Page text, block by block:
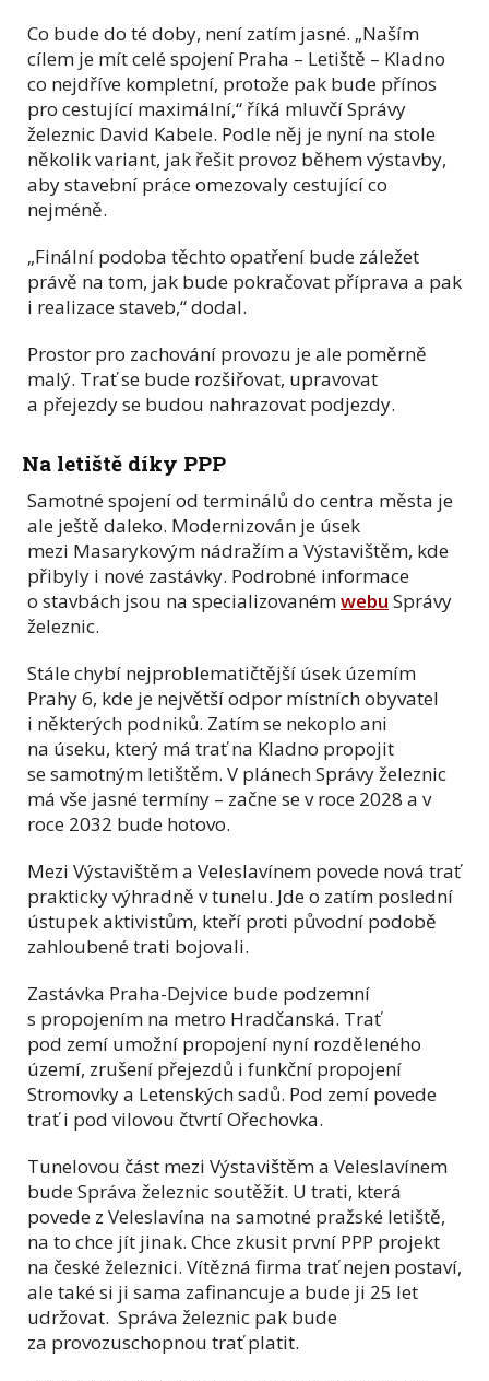
Co bude do té doby, není zatím jasné. „Naším
cílem je mít celé spojení Praha – Letiště – Kladno
co nejdříve kompletní, protože pak bude přínos
pro cestující maximální,“ říká mluvčí Správy
železnic David Kabele. Podle něj je nyní na stole
několik variant, jak řešit provoz během výstavby,
aby stavební práce omezovaly cestující co
nejméně.
„Finální podoba těchto opatření bude záležet
právě na tom, jak bude pokračovat příprava a pak
i realizace staveb,“ dodal.
Prostor pro zachování provozu je ale poměrně
malý. Trať se bude rozšiřovat, upravovat
a přejezdy se budou nahrazovat podjezdy.
Na letiště díky PPP
Samotné spojení od terminálů do centra města je
ale ještě daleko. Modernizován je úsek
mezi Masarykovým nádražím a Výstavištěm, kde
přibyly i nové zastávky. Podrobné informace
o stavbách jsou na specializovanémwebu Správy
železnic.
Stále chybí nejproblematičtější úsek územím
Prahy 6, kde je největší odpor místních obyvatel
i některých podniků. Zatím se nekoplo ani
na úseku, který má trať na Kladno propojit
se samotným letištěm. V plánech Správy železnic
má vše jasné termíny – začne se v roce 2028 a v
roce 2032 bude hotovo.
Mezi Výstavištěm a Veleslavínem povede nová trať
prakticky výhradně v tunelu. Jde o zatím poslední
ústupek aktivistům, kteří proti původní podobě
zahloubené trati bojovali.
Zastávka Praha-Dejvice bude podzemní
s propojením na metro Hradčanská. Trať
pod zemí umožní propojení nyní rozděleného
území, zrušení přejezdů i funkční propojení
Stromovky a Letenských sadů. Pod zemí povede
trať i pod vilovou čtvrtí Ořechovka.
Tunelovou část mezi Výstavištěm a Veleslavínem
bude Správa železnic soutěžit. U trati, která
povede z Veleslavína na samotné pražské letiště,
na to chce jít jinak. Chce zkusit první PPP projekt
na české železnici. Vítězná firma trať nejen postaví,
ale také si ji sama zafinancuje a bude ji 25 let
udržovat. Správa železnic pak bude
za provozuschopnou trať platit.